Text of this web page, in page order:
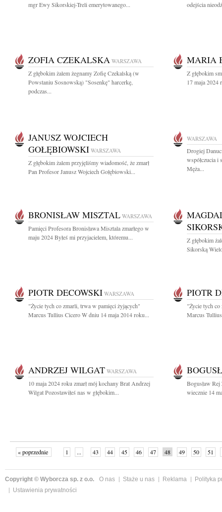
mgr Ewy Sikorskiej-Treli emerytowanego...
odejścia
ZOFIA CZEKALSKA WARSZAWA
Z głębokim żalem żegnamy Zofię Czekalską (w
Powstaniu Sosnowską) "Sosenkę" harcerkę,
podczas...
MARIA
Z głębokim
17 maja 2024
JANUSZ WOJCIECH
GOŁĘBIOWSKI WARSZAWA
Z głębokim żalem przyjęliśmy wiadomość, że zmarł
Pan Profesor Janusz Wojciech Gołębiowski...
WARSZAWA
Drogiej
współczucia i
Męża...
BRONISŁAW MISZTAL WARSZAWA
Pamięci Profesora Bronisława Misztala zmarłego w
maju 2024 Byłeś mi przyjacielem, któremu...
Z głębokim
Sikorską
PIOTR DECOWSKI WARSZAWA
"Życie tych co zmarli, trwa w pamięci żyjących"
Marcus Tullius Cicero W dniu 14 maja 2014 roku...
PIOTR
"Życie tych
Marcus
ANDRZEJ WILGAT WARSZAWA
10 maja 2024 roku zmarł mój kochany Brat Andrzej
Wilgat Pozostawiłeś nas w głębokim...
Bogusław Rej
wiecznie 14
« poprzednie 1 ... 43 44 45 46 47 48 49 50 51
Copyright © Wyborcza sp. z o.o. O nas Staże u nas Reklama
Polityka
Ustawienia prywatności